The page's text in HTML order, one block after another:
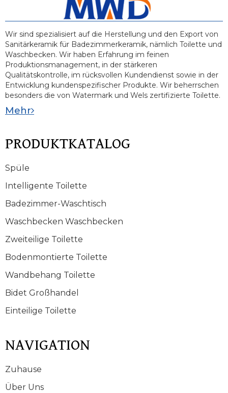
Wir sind spezialisiert auf die Herstellung und den Export von
Sanitärkeramik für Badezimmerkeramik, nämlich Toilette und
Waschbecken. Wir haben Erfahrung im feinen
Produktionsmanagement, in der stärkeren
Qualitätskontrolle, im rücksvollen Kundendienst sowie in der
Entwicklung kundenspezifischer Produkte. Wir beherrschen
besonders die von Watermark und Wels zertifizierte Toilette.
Mehr
PRODUKTKATALOG
Spüle
Intelligente Toilette
Badezimmer-Waschtisch
Waschbecken Waschbecken
Zweiteilige Toilette
Bodenmontierte Toilette
Wandbehang Toilette
Bidet Großhandel
Einteilige Toilette
NAVIGATION
Zuhause
Über Uns